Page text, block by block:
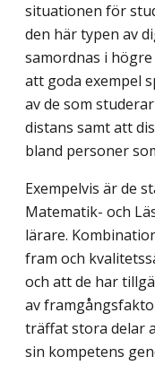
situationen för
den här typen av
samordnas i
att goda exempel
av de som
distans samt att
bland personer
Exempelvis är de
Matematik- och
lärare.
fram och
och att de har
av
träffat stora delar
sin kompetens